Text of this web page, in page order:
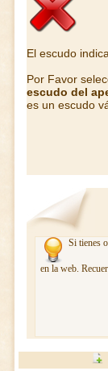
El escudo
Por Favor
escudo del
es un escudo
Si tienes
en la web.